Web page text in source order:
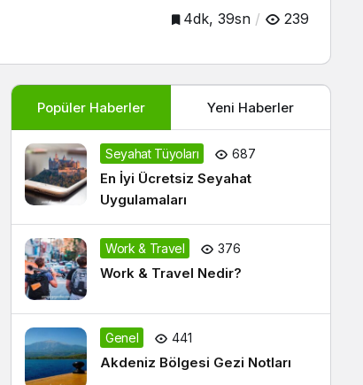
4dk, 39sn 239
Popüler Haberler Yeni Haberler
Seyahat Tüyoları 687
En İyi Ücretsiz Seyahat
Uygulamaları
Work & Travel 376
Work & Travel Nedir?
Genel 441
Akdeniz Bölgesi Gezi Notları